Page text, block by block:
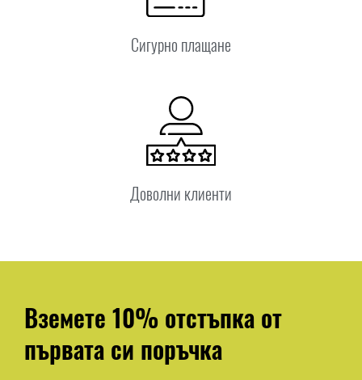
Сигурно плащане
Доволни клиенти
Вземете 10% отстъпка от
първата си поръчка